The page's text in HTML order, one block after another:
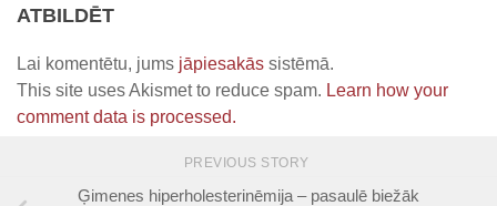
ATBILDĒT
Lai komentētu, jums jāpiesakās sistēmā.
This site uses Akismet to reduce spam. Learn how your
comment data is processed.
PREVIOUS STORY
Ģimenes hiperholesterinēmija – pasaulē biežāk